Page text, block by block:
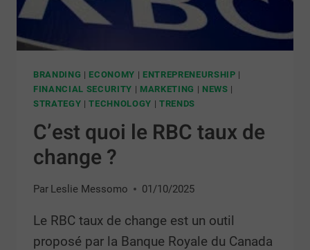
BRANDING | ECONOMY | ENTREPRENEURSHIP |
FINANCIAL SECURITY | MARKETING | NEWS |
STRATEGY |TECHNOLOGY | TRENDS
C’est quoi le RBC taux de
change ?
Par Leslie Messomo 01/10/2025
Le RBC taux de change est un outil
proposé par la Banque Royale du Canada